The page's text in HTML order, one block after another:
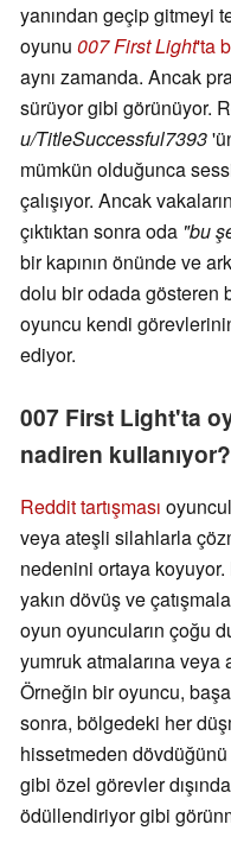
yanından geçip gitmeyi
oyunu 007 First Light'ta
aynı zamanda. Ancak
sürüyor gibi görünüyor.
u/TitleSuccessful7393
mümkün olduğunca
çalışıyor. Ancak
çıktıktan sonra oda "bu
bir kapının önünde ve
dolu bir odada gösteren
oyuncu kendi
ediyor.
007 First Light'ta
nadiren kullanıyor?
Reddit tartışması
veya ateşli silahlarla
nedenini ortaya
yakın dövüş ve
oyun oyuncuların çoğu
yumruk atmalarına
Örneğin bir oyuncu,
sonra, bölgedeki her
hissetmeden
gibi özel görevler
ödüllendiriyor gibi